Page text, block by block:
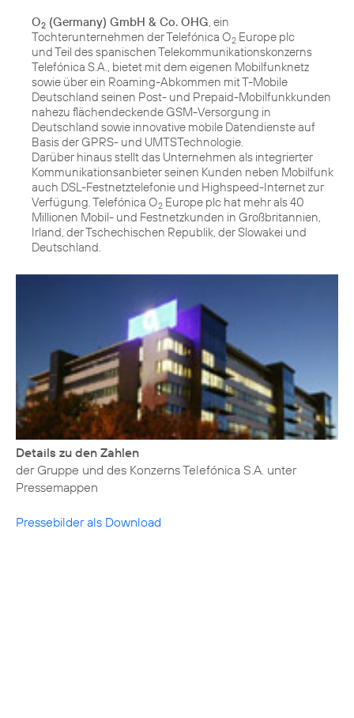
O2 (Germany) GmbH & Co. OHG, ein
Tochterunternehmen der Telefónica O2 Europe plc
und Teil des spanischen Telekommunikationskonzerns
Telefónica S.A., bietet mit dem eigenen Mobilfunknetz
sowie über ein Roaming-Abkommen mit T-Mobile
Deutschland seinen Post- und Prepaid-Mobilfunkkunden
nahezu flächendeckende GSM-Versorgung in
Deutschland sowie innovative mobile Datendienste auf
Basis der GPRS- und UMTSTechnologie.
Darüber hinaus stellt das Unternehmen als integrierter
Kommunikationsanbieter seinen Kunden neben Mobilfunk
auch DSL-Festnetztelefonie und Highspeed-Internet zur
Verfügung. Telefónica O2 Europe plc hat mehr als 40
Millionen Mobil- und Festnetzkunden in Großbritannien,
Irland, der Tschechischen Republik, der Slowakei und
Deutschland.
Details zu den Zahlen
der Gruppe und des Konzerns Telefónica S.A. unter
Pressemappen
Pressebilder als Download